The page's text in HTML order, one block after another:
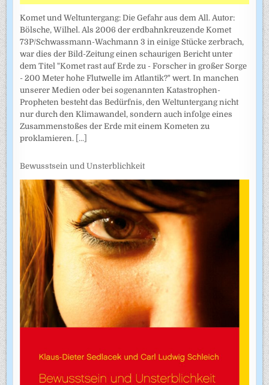
Komet und Weltuntergang: Die Gefahr aus dem All. Autor:
Bölsche, Wilhel. Als 2006 der erdbahnkreuzende Komet
73P/Schwassmann-Wachmann 3 in einige Stücke zerbrach,
war dies der Bild-Zeitung einen schaurigen Bericht unter
dem Titel "Komet rast auf Erde zu - Forscher in großer Sorge
- 200 Meter hohe Flutwelle im Atlantik?" wert. In manchen
unserer Medien oder bei sogenannten Katastrophen-
Propheten besteht das Bedürfnis, den Weltuntergang nicht
nur durch den Klimawandel, sondern auch infolge eines
Zusammenstoßes der Erde mit einem Kometen zu
proklamieren. [...]
Bewusstsein und Unsterblichkeit